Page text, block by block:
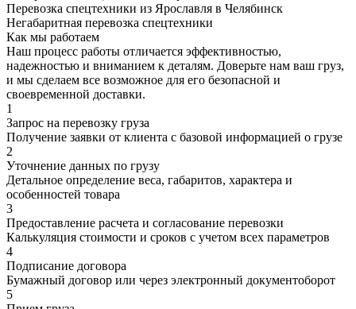
Перевозка спецтехники из Ярославля в Челябинск
Негабаритная перевозка спецтехники
Как мы работаем
Наш процесс работы отличается эффективностью,
надежностью и вниманием к деталям. Доверьте нам ваш груз,
и мы сделаем все возможное для его безопасной и
своевременной доставки.
1
Запрос на перевозку груза
Получение заявки от клиента с базовой информацией о грузе
2
Уточнение данных по грузу
Детальное определение веса, габаритов, характера и
особенностей товара
3
Предоставление расчета и согласование перевозки
Калькуляция стоимости и сроков с учетом всех параметров
4
Подписание договора
Бумажный договор или через электронный документоборот
5